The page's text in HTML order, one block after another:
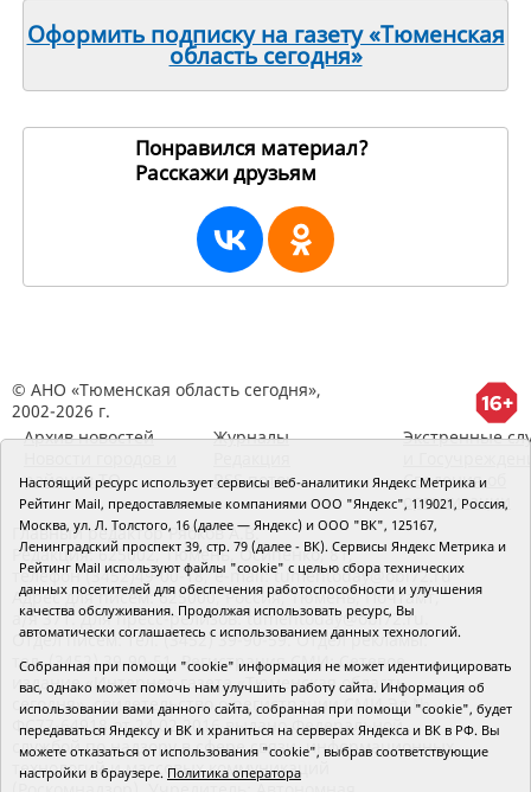
Оформить подписку на газету «Тюменская
область сегодня»
Понравился материал?
Расскажи друзьям
© АНО «Тюменская область сегодня»,
2002-2026 г.
Архив новостей
районов ТО
Журналы
RSS поток
Экстренные
Сведения об
организации
Главный редактор Рябков А.В.
Редакция: 625002, Тюмень, Осипенко, 81,
телефон (3452)49-00-18, e-mail: tumentoday@obl72.ru
Адрес для писем: 625000, Россия, Тюмень, Почтамт,
а/я 371. Для пресс-релизов: tumentoday@obl72.ru.
Отдел писем: тел. (3452) 39-90-59. Отдел рекламы:
тел. (3452) 39-90-51. Регистрация СМИ: Сетевое
издание «Интернет-газета «Тюменская область
сегодня», свидетельство о регистрации СМИ Эл №
ФС77-64918 от 24.02.2016 выдано Федеральной
службой по надзору в сфере связи, информационных
технологий и массовых коммуникаций
Настоящий ресурс использует сервисы веб-аналитики Яндекс Метрика и
Рейтинг Mail, предоставляемые компаниями ООО "Яндекс", 119021, Россия,
Москва, ул. Л. Толстого, 16 (далее — Яндекс) и ООО "ВК", 125167,
Ленинградский проспект 39, стр. 79 (далее - ВК). Сервисы Яндекс Метрика и
Рейтинг Mail используют файлы "cookie" с целью сбора технических
данных посетителей для обеспечения работоспособности и улучшения
качества обслуживания. Продолжая использовать ресурс, Вы
автоматически соглашаетесь с использованием данных технологий.
Собранная при помощи "cookie" информация не может идентифицировать
вас, однако может помочь нам улучшить работу сайта. Информация об
использовании вами данного сайта, собранная при помощи "cookie", будет
передаваться Яндексу и ВК и храниться на серверах Яндекса и ВК в РФ. Вы
можете отказаться от использования "cookie", выбрав соответствующие
настройки в браузере. Политика оператора